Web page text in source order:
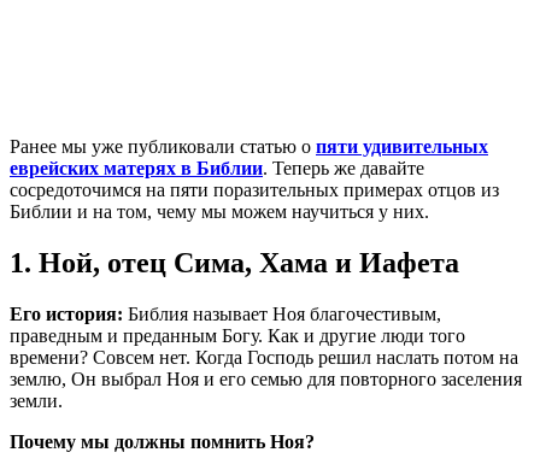
Ранее мы уже публиковали статью о пяти удивительных
еврейских матерях в Библии. Теперь же давайте
сосредоточимся на пяти поразительных примерах отцов из
Библии и на том, чему мы можем научиться у них.
1. Ной, отец Сима, Хама и Иафета
Его история: Библия называет Ноя благочестивым,
праведным и преданным Богу. Как и другие люди того
времени? Совсем нет. Когда Господь решил наслать потом на
землю, Он выбрал Ноя и его семью для повторного заселения
земли.
Почему мы должны помнить Ноя?